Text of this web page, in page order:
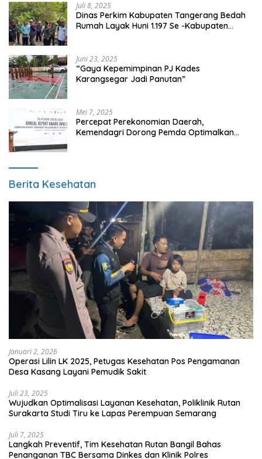
Juli 8, 2025
Dinas Perkim Kabupaten Tangerang Bedah
Rumah Layak Huni 1.197 Se -Kabupaten
Juni 23, 2025
“Gaya Kepemimpinan PJ Kades
Karangsegar Jadi Panutan”
Mei 7, 2025
Percepat Perekonomian Daerah,
Kemendagri Dorong Pemda Optimalkan
Berita Kesehatan
Januari 2, 2026
Operasi Lilin LK 2025, Petugas Kesehatan Pos Pengamanan
Desa Kasang Layani Pemudik Sakit
Juli 23, 2025
Wujudkan Optimalisasi Layanan Kesehatan, Poliklinik Rutan
Surakarta Studi Tiru ke Lapas Perempuan Semarang
Juli 7, 2025
Langkah Preventif, Tim Kesehatan Rutan Bangil Bahas
Penanganan TBC Bersama Dinkes dan Klinik Polres